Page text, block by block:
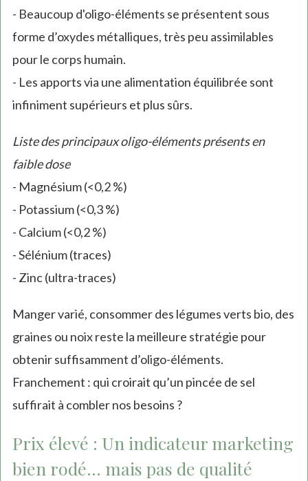
- Beaucoup d'oligo-éléments se présentent sous
forme d’oxydes métalliques, très peu assimilables
pour le corps humain.
- Les apports via une alimentation équilibrée sont
infiniment supérieurs et plus sûrs.
Liste des principaux oligo-éléments présents en
faible dose
- Magnésium (<0,2 %)
- Potassium (<0,3 %)
- Calcium (<0,2 %)
- Sélénium (traces)
- Zinc (ultra-traces)
Manger varié, consommer des légumes verts bio, des
graines ou noix reste la meilleure stratégie pour
obtenir suffisamment d’oligo-éléments.
Franchement : qui croirait qu’un pincée de sel
suffirait à combler nos besoins ?
Prix élevé : Un indicateur marketing
bien rodé… mais pas de qualité